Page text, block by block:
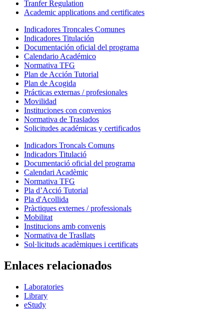
Tranfer Regulation
Academic applications and certificates
Indicadores Troncales Comunes
Indicadores Titulación
Documentación oficial del programa
Calendario Académico
Normativa TFG
Plan de Acción Tutorial
Plan de Acogida
Prácticas externas / profesionales
Movilidad
Instituciones con convenios
Normativa de Traslados
Solicitudes académicas y certificados
Indicadors Troncals Comuns
Indicadors Titulació
Documentació oficial del programa
Calendari Acadèmic
Normativa TFG
Pla d’Acció Tutorial
Pla d'Acollida
Pràctiques externes / professionals
Mobilitat
Institucions amb convenis
Normativa de Trasllats
Sol·licituds acadèmiques i certificats
Enlaces relacionados
Laboratories
Library
eStudy